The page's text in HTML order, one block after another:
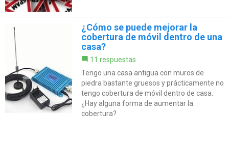
¿Cómo se puede mejorar la
cobertura de móvil dentro de una
casa?
11 respuestas
Tengo una casa antigua con muros de
piedra bastante gruesos y prácticamente no
tengo cobertura de móvil dentro de casa.
¿Hay alguna forma de aumentar la
cobertura?